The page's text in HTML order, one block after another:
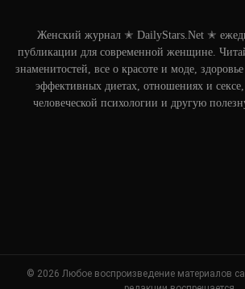
Женский журнал ✭ DailyStars.Net ✭
публикации для современной женщине.
знаменитостей, все о красоте и моде,
эффективных диетах, отношениях и сексе,
человеческой психологии и другую
© 2026 Любое воспроизведение материалов